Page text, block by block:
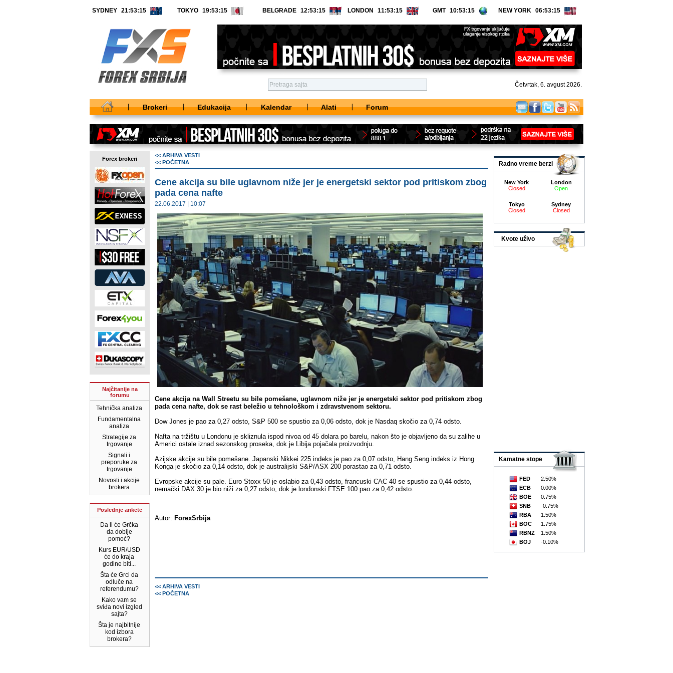
SYDNEY TOKYO BELGRADE LONDON GMT NEW YORK
Četvrtak, 6. avgust 2026.
Brokeri Edukacija Kalendar Alati Forum
Forex brokeri
Najčitanije na
forumu
Tehnička analiza
Fundamentalna
analiza
Strategije za
trgovanje
Signali i
preporuke za
trgovanje
Novosti i akcije
brokera
Poslednje ankete
Da li će Grčka
da dobije
pomoć?
Kurs EUR/USD
će do kraja
godine biti...
Šta će Grci da
odluče na
referendumu?
Kako vam se
sviđa novi izgled
sajta?
Šta je najbitnije
kod izbora
brokera?
<< ARHIVA VESTI
<< POČETNA
Cene akcija su bile uglavnom niže jer je energetski sektor pod pritiskom zbog
pada cena nafte
22.06.2017 | 10:07
Cene akcija na Wall Streetu su bile pomešane, uglavnom niže jer je energetski sektor pod pritiskom zbog
pada cena nafte, dok se rast beležio u tehnološkom i zdravstvenom sektoru.
Dow Jones je pao za 0,27 odsto, S&P 500 se spustio za 0,06 odsto, dok je Nasdaq skočio za 0,74 odsto.
Nafta na tržištu u Londonu je skliznula ispod nivoa od 45 dolara po barelu, nakon što je objavljeno da su zalihe u
Americi ostale iznad sezonskog proseka, dok je Libija pojačala proizvodnju.
Azijske akcije su bile pomešane. Japanski Nikkei 225 indeks je pao za 0,07 odsto, Hang Seng indeks iz Hong
Konga je skočio za 0,14 odsto, dok je australijski S&P/ASX 200 porastao za 0,71 odsto.
Evropske akcije su pale. Euro Stoxx 50 je oslabio za 0,43 odsto, francuski CAC 40 se spustio za 0,44 odsto,
nemački DAX 30 je bio niži za 0,27 odsto, dok je londonski FTSE 100 pao za 0,42 odsto.
Autor: ForexSrbija
<< ARHIVA VESTI
<< POČETNA
New York
Closed
London
Open
Tokyo
Closed
Sydney
Closed
Radno vreme berzi
Kvote uživo
FED
2.50%
ECB
0.00%
BOE
0.75%
SNB
-0.75%
RBA
1.50%
BOC
1.75%
RBNZ
1.50%
BOJ
-0.10%
Kamatne stope